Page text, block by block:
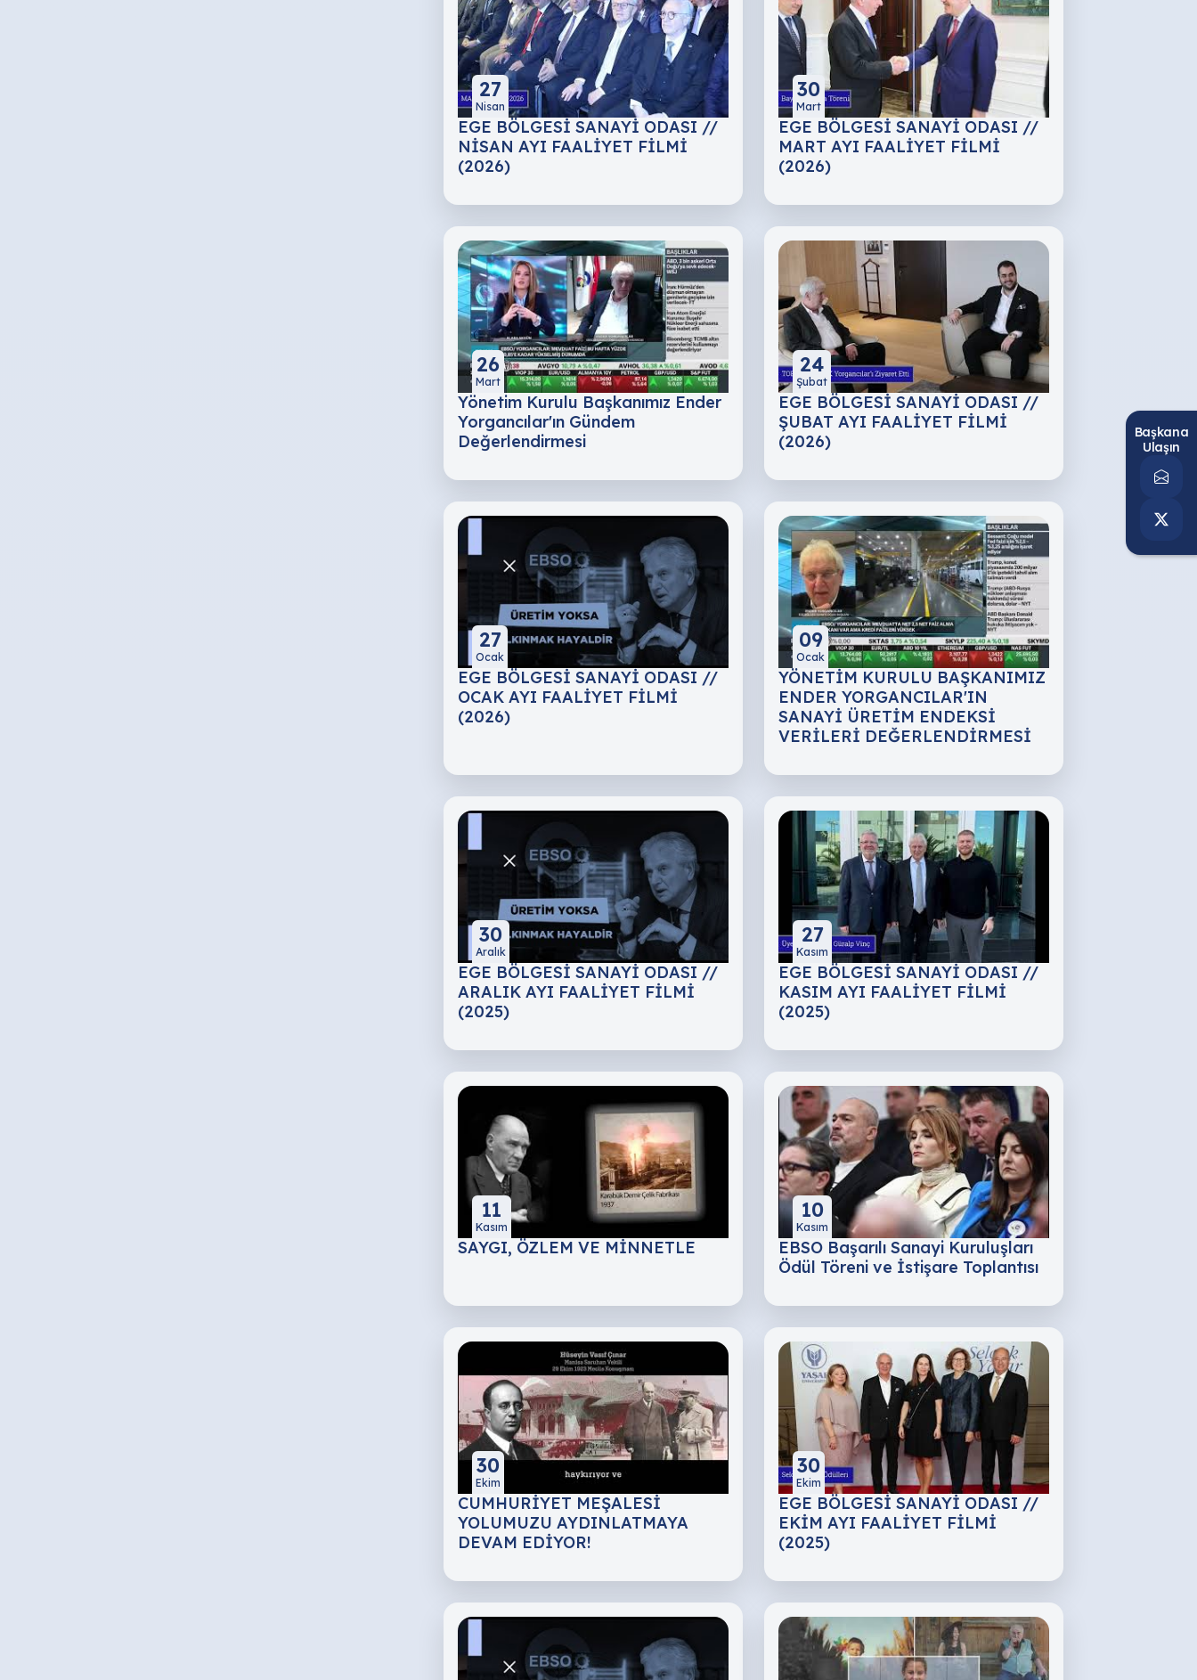
27
Nisan
EGE BÖLGESİ SANAYİ ODASI //
NİSAN AYI FAALİYET FİLMİ
(2026)
30
Mart
EGE BÖLGESİ SANAYİ ODASI //
MART AYI FAALİYET FİLMİ
(2026)
26
Mart
Yönetim Kurulu Başkanımız Ender
Yorgancılar'ın Gündem
Değerlendirmesi
24
Şubat
EGE BÖLGESİ SANAYİ ODASI //
ŞUBAT AYI FAALİYET FİLMİ
(2026)
27
Ocak
EGE BÖLGESİ SANAYİ ODASI //
OCAK AYI FAALİYET FİLMİ
(2026)
09
Ocak
YÖNETİM KURULU BAŞKANIMIZ
ENDER YORGANCILAR'IN
SANAYİ ÜRETİM ENDEKSİ
VERİLERİ DEĞERLENDİRMESİ
30
Aralık
EGE BÖLGESİ SANAYİ ODASI //
ARALIK AYI FAALİYET FİLMİ
(2025)
27
Kasım
EGE BÖLGESİ SANAYİ ODASI //
KASIM AYI FAALİYET FİLMİ
(2025)
11
Kasım
SAYGI, ÖZLEM VE MİNNETLE
10
Kasım
EBSO Başarılı Sanayi Kuruluşları
Ödül Töreni ve İstişare Toplantısı
30
Ekim
CUMHURİYET MEŞALESİ
YOLUMUZU AYDINLATMAYA
DEVAM EDİYOR!
30
Ekim
EGE BÖLGESİ SANAYİ ODASI //
EKİM AYI FAALİYET FİLMİ
(2025)
Başkana
Ulaşın